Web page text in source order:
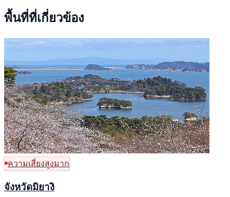
พื้นที่ที่เกี่ยวข้อง
ความเสี่ยงสูงมาก
จังหวัดมิยางิ